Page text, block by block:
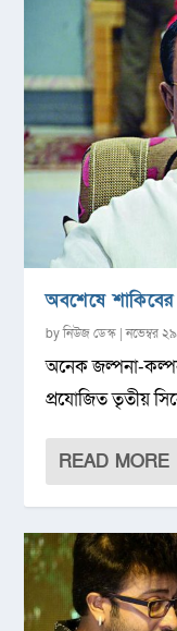
অবশেষে শাকিবের
byনিউজ ডেস্ক |নভেম্বর
অনেক জল্পনা-
প্রযোজিত তৃতীয়
READ MORE